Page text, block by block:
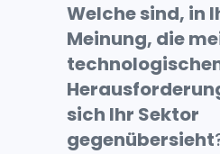
Welche sind, in
Meinung, die
sich Ihr Sektor
gegenübersieht